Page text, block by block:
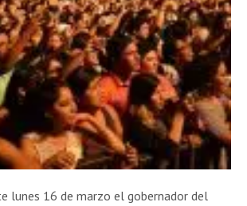
lunes 16 de marzo el gobernador del